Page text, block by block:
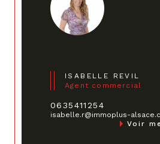
ISABELLE REVIL
Agent commercial
0635411254
isabelle.r@immoplus-
Voir